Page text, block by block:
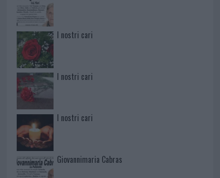
I nostri cari
I nostri cari
I nostri cari
Giovannimaria Cabras